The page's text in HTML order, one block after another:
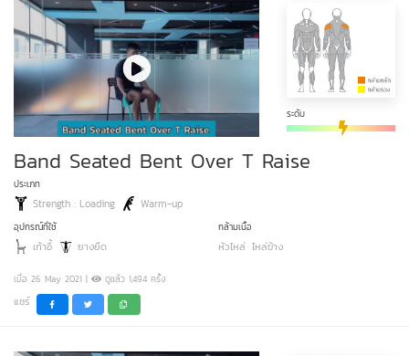
ระดับ
Band Seated Bent Over T Raise
ประเภท
Strength : Loading Warm-up
อุปกรณ์ที่ใช้
เก้าอี้ ยางยืด
กล้ามเนื้อ
หัวไหล่ ไหล่ข้าง
เมื่อ 26 May 2021 | ดูแล้ว 1,494 ครั้ง
แชร์